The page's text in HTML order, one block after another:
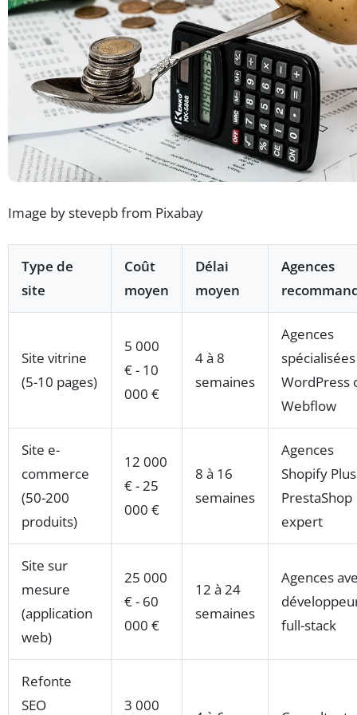
Image by stevepb from Pixabay
Type de
site
Coût
moyen
Délai
moyen
Agences
Site vitrine
(5-10 pages)
5 000
€ - 10
000 €
4 à 8
semaines
Agences
WordPress
Webflow
Site e-
commerce
(50-200
produits)
12 000
€ - 25
000 €
8 à 16
semaines
Agences
Shopify
PrestaShop
expert
Site sur
mesure
(application
web)
25 000
€ - 60
000 €
12 à 24
semaines
Agences
full-stack
Refonte
SEO
3 000